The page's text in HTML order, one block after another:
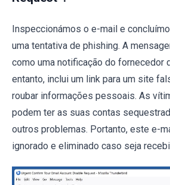
Inspeccionámos o e-mail e
uma tentativa de phishing. A
como uma notificação do fornecedor
entanto, inclui um link para um site
roubar informações pessoais. As
podem ter as suas contas
outros problemas. Portanto, este e-
ignorado e eliminado caso seja